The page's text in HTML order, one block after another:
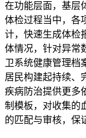
在功能层面，基层
体检过程当中，各
计，快速生成体检
体情况，针对异常
卫系统健康管理档
居民构建起持续、
疾病防治提供更多
制模板，对收集的
的匹配与审核，保